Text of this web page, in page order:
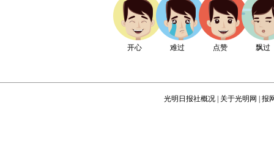
开心 难过 点赞 飘过
光明日报社概况 关于光明网 报